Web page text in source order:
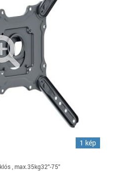
1 kép
, max.35kg32"-75"